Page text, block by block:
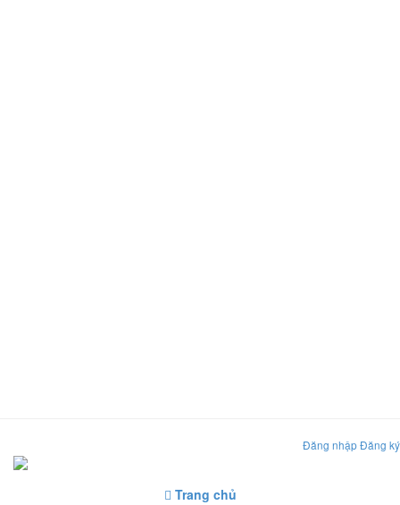
Đăng nhậpĐăng ký
Trang chủ